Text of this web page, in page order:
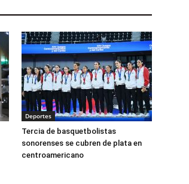
Deportes
Tercia de basquetbolistas
sonorenses se cubren de plata en
centroamericano